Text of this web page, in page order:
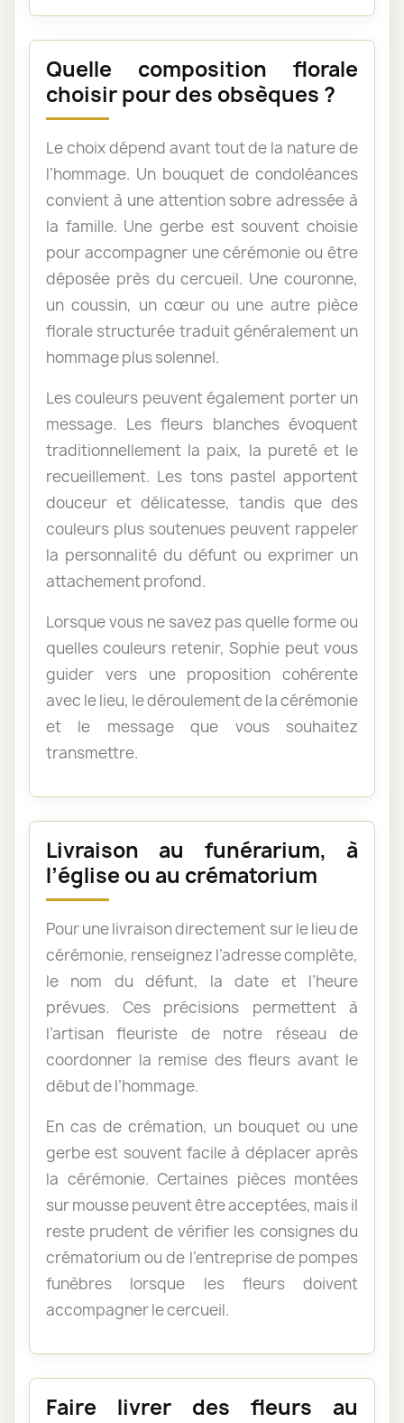
Quelle composition florale
choisir pour des obsèques ?
Le choix dépend avant tout de la nature de
l’hommage. Un bouquet de condoléances
convient à une attention sobre adressée à
la famille. Une gerbe est souvent choisie
pour accompagner une cérémonie ou être
déposée près du cercueil. Une couronne,
un coussin, un cœur ou une autre pièce
florale structurée traduit généralement un
hommage plus solennel.
Les couleurs peuvent également porter un
message. Les fleurs blanches évoquent
traditionnellement la paix, la pureté et le
recueillement. Les tons pastel apportent
douceur et délicatesse, tandis que des
couleurs plus soutenues peuvent rappeler
la personnalité du défunt ou exprimer un
attachement profond.
Lorsque vous ne savez pas quelle forme ou
quelles couleurs retenir, Sophie peut vous
guider vers une proposition cohérente
avec le lieu, le déroulement de la cérémonie
et le message que vous souhaitez
transmettre.
Livraison au funérarium, à
l’église ou au crématorium
Pour une livraison directement sur le lieu de
cérémonie, renseignez l’adresse complète,
le nom du défunt, la date et l’heure
prévues. Ces précisions permettent à
l’artisan fleuriste de notre réseau de
coordonner la remise des fleurs avant le
début de l’hommage.
En cas de crémation, un bouquet ou une
gerbe est souvent facile à déplacer après
la cérémonie. Certaines pièces montées
sur mousse peuvent être acceptées, mais il
reste prudent de vérifier les consignes du
crématorium ou de l’entreprise de pompes
funèbres lorsque les fleurs doivent
accompagner le cercueil.
Faire livrer des fleurs au